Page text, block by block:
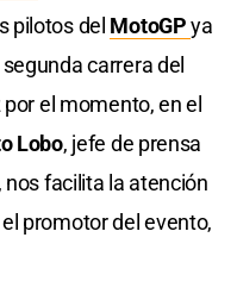
pilotos del MotoGPya
carrera del
el momento, en el
Lobo, jefe de prensa
, nos facilita la atención
promotor del evento,